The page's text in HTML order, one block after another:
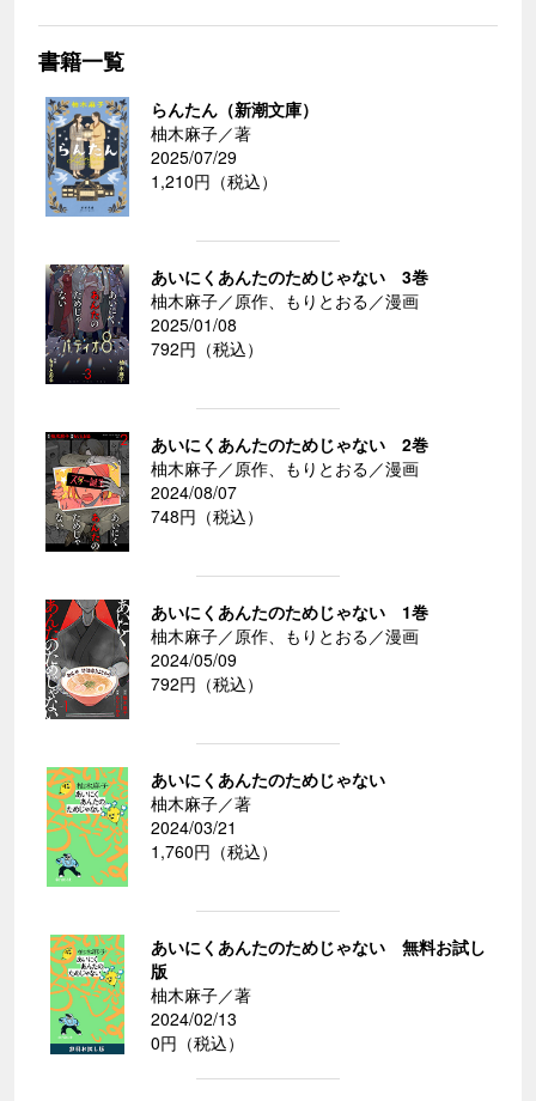
書籍一覧
らんたん（新潮文庫）
柚木麻子／著
2025/07/29
1,210円（税込）
あいにくあんたのためじゃない 3巻
柚木麻子／原作、もりとおる／漫画
2025/01/08
792円（税込）
あいにくあんたのためじゃない 2巻
柚木麻子／原作、もりとおる／漫画
2024/08/07
748円（税込）
あいにくあんたのためじゃない 1巻
柚木麻子／原作、もりとおる／漫画
2024/05/09
792円（税込）
あいにくあんたのためじゃない
柚木麻子／著
2024/03/21
1,760円（税込）
あいにくあんたのためじゃない 無料お試し
版
柚木麻子／著
2024/02/13
0円（税込）